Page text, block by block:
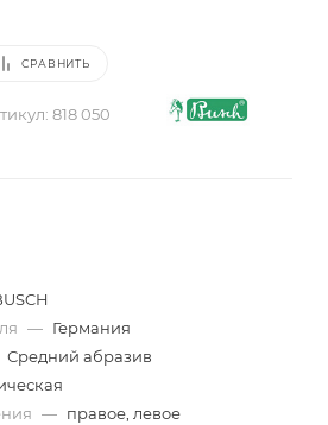
СРАВНИТЬ
818 050
— Германия
Средний абразив
— правое, левое